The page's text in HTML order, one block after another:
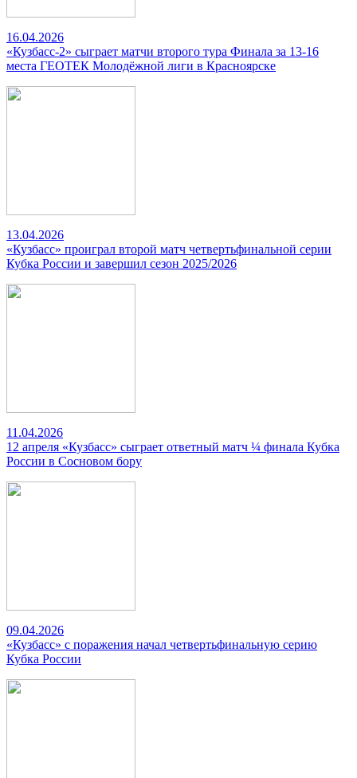
16.04.2026
«Кузбасс-2» сыграет матчи второго тура Финала за 13-16
места ГЕОТЕК Молодёжной лиги в Красноярске
13.04.2026
«Кузбасс» проиграл второй матч четвертьфинальной серии
Кубка России и завершил сезон 2025/2026
11.04.2026
12 апреля «Кузбасс» сыграет ответный матч ¼ финала Кубка
России в Сосновом бору
09.04.2026
«Кузбасс» с поражения начал четвертьфинальную серию
Кубка России